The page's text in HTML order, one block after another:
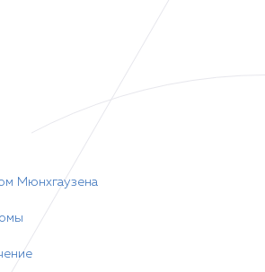
Мюнхгаузена